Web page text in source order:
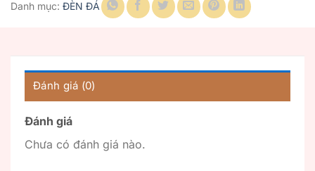
Danh mục: ĐÈN ĐÁ
Đánh giá (0)
Đánh giá
Chưa có đánh giá nào.